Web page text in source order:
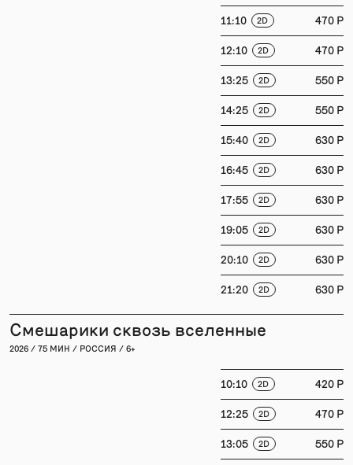
11:10 2D 470 P
12:10 2D 470 P
13:25 2D 550 P
14:25 2D 550 P
15:40 2D 630 P
16:45 2D 630 P
17:55 2D 630 P
19:05 2D 630 P
20:10 2D 630 P
21:20 2D 630 P
Смешарики сквозь вселенные
2026 / 75 МИН / РОССИЯ / 6+
10:10 2D 420 P
12:25 2D 470 P
13:05 2D 550 P